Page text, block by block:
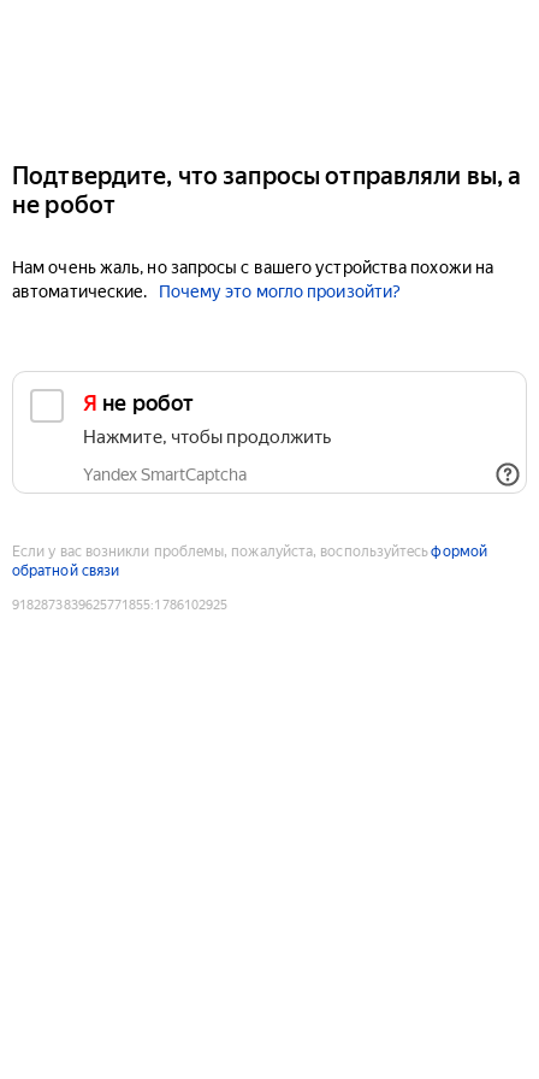
Подтвердите, что запросы отправляли вы, а
не робот
Нам очень жаль, но запросы с вашего устройства похожи на
автоматические.
Почему это могло произойти?
Я не робот
Нажмите, чтобы продолжить
Yandex SmartCaptcha
Если у вас возникли проблемы, пожалуйста, воспользуйтесьформой
обратной связи
9182873839625771855:1786102925